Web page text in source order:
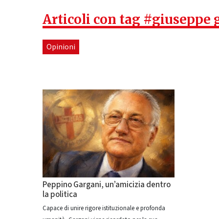
Articoli con tag #giuseppe
Opinioni
Peppino Gargani, un’amicizia dentro
la politica
Capace di unire rigore istituzionale e profonda